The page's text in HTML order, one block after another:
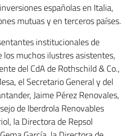
españolas en Italia,
mutuas y en terceros países.
institucionales de
los muchos ilustres asistentes,
del CdA de Rothschild & Co.,
el Secretario General y del
Jaime Pérez Renovales,
de Iberdrola Renovables
la Directora de Repsol